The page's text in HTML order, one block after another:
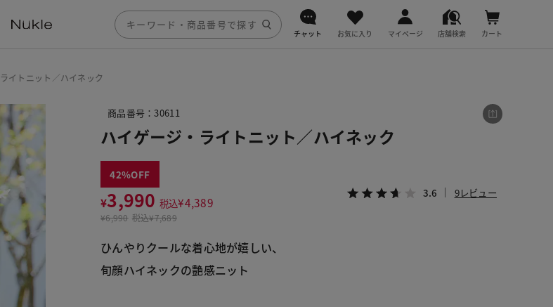
チャット お気に入り マイページ 店舗検索 カート
イトニット／ハイネック
商品番号：30611
ハイゲージ・ライトニット／ハイネック
42
¥3,990 税込¥4,389
¥6,990 税込¥7,689
3.6 9レビュー
ひんやりクールな着心地が嬉しい、
旬顔ハイネックの艶感ニット